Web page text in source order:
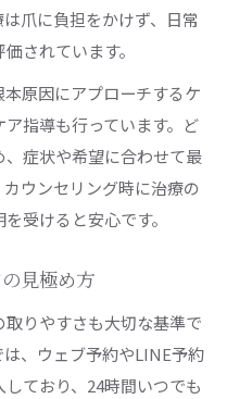
爪に負担をかけず、日常
されています。
原因にアプローチするケ
指導も行っています。ど
症状や希望に合わせて最
ウンセリング時に治療の
受けると安心です。
見極め方
りやすさも大切な基準で
、ウェブ予約やLINE予約
ており、24時間いつでも